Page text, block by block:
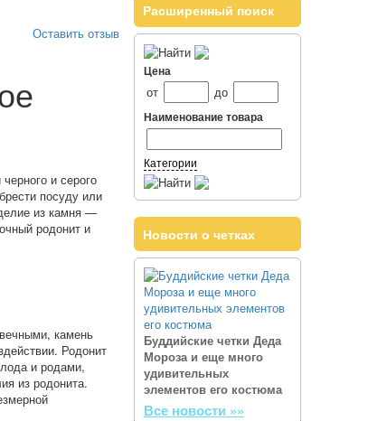
Оставить отзыв
и серого
посуду или
из камня —
родонит и
камень
Родонит
и родами,
из родонита.
Расширенный поиск
Цена
от до
Наименование товара
Категории
Новости о четках
Буддийские четки Деда
Мороза и еще много
удивительных
элементов его костюма
Все новости »»